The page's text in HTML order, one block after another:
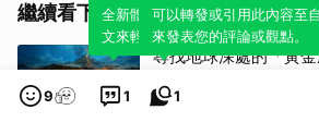
繼續看下去
尋找地球深處的「黃
海底火山鍊金之謎
科技新報
9 1
全新體驗！一鍵引用此內容，透過
文來輕鬆表達個人立場。
1
可以轉發或引用此內容至
來發表您的評論或觀點。